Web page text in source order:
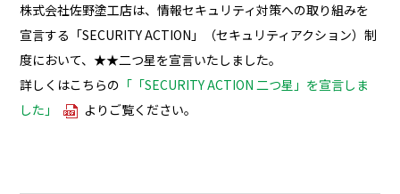
株式会社佐野塗工店は、情報セキュリティ対策への取り組みを
宣言する「SECURITY ACTION」（セキュリティアクション）制
度において、★★二つ星を宣言いたしました。
詳しくはこちらの 「「SECURITY ACTION 二つ星」を宣言しま
した」
よりご覧ください。